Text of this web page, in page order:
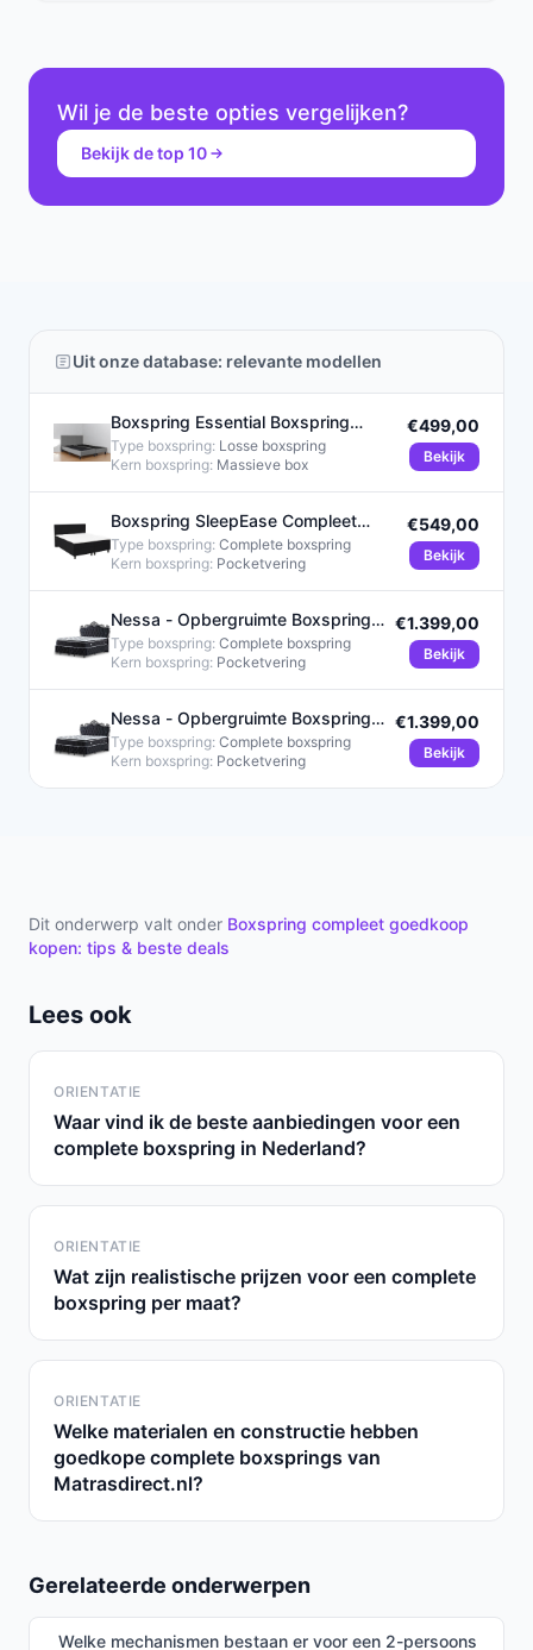
Wil je de beste opties vergelijken?
Bekijk de top 10
Uit onze database: relevante modellen
Boxspring Essential Boxspring
180x200 Grijs Glad
Type boxspring: Losse boxspring
Kern boxspring: Massieve box
€499,00
Bekijk
Boxspring SleepEase Compleet
180x200 Zwart Glad
Type boxspring: Complete boxspring
Kern boxspring: Pocketvering
€549,00
Bekijk
Nessa - Opbergruimte Boxspring
King - 180x200 - Zwart
Type boxspring: Complete boxspring
Kern boxspring: Pocketvering
€1.399,00
Bekijk
Nessa - Opbergruimte Boxspring
King - 160x200 - Zwart
Type boxspring: Complete boxspring
Kern boxspring: Pocketvering
€1.399,00
Bekijk
Dit onderwerp valt onder Boxspring compleet goedkoop
kopen: tips & beste deals
Lees ook
ORIENTATIE
Waar vind ik de beste aanbiedingen voor een
complete boxspring in Nederland?
ORIENTATIE
Wat zijn realistische prijzen voor een complete
boxspring per maat?
ORIENTATIE
Welke materialen en constructie hebben
goedkope complete boxsprings van
Matrasdirect.nl?
Gerelateerde onderwerpen
Welke mechanismen bestaan er voor een 2-persoons